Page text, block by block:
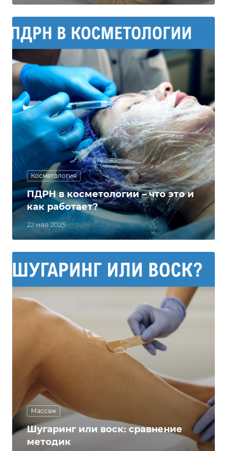
Косметология
22 мая 2025
ПДРН в косметологии – что это и
как работает?
Массаж
Шугаринг или воск: сравнение
методик